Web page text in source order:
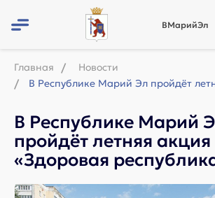
ВМарийЭл
Главная
Новости
В Республике Марий
пройдёт летняя акция
«Здоровая